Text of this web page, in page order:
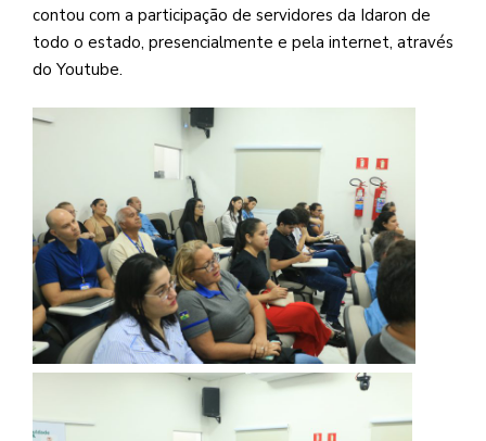
contou com a participação de servidores da Idaron de
todo o estado, presencialmente e pela internet, através
do Youtube.